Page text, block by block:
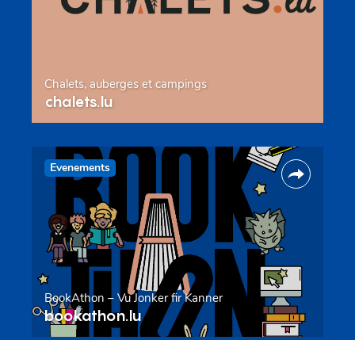
Chalets, auberges et campings
chalets.lu
Evenements
BookAthon – Vu Jonker fir Kanner
bookathon.lu